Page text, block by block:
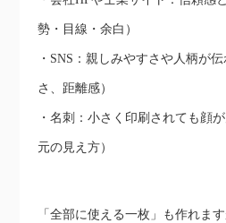
勢・目線・余白）
・SNS：親しみやすさや人柄が
さ、距離感）
・名刺：小さく印刷されても顔
元の見え方）
「全部に使える一枚」も作れま